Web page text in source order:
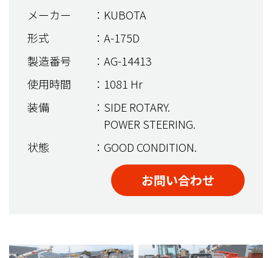
メーカー
：KUBOTA
形式
：A-175D
製造番号
：AG-14413
使用時間
：1081 Hr
装備
：SIDE ROTARY.
POWER STEERING.
状態
：GOOD CONDITION.
お問い合わせ